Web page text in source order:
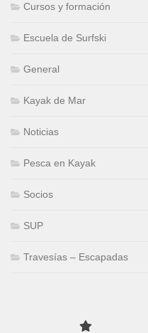
Cursos y formación
Escuela de Surfski
General
Kayak de Mar
Noticias
Pesca en Kayak
Socios
SUP
Travesías – Escapadas